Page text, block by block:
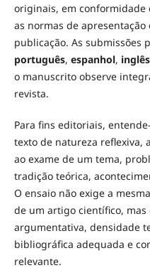
originais, em conformidade
as normas de
publicação. As submissões
português, espanhol, inglês
o manuscrito observe
revista.
Para fins editoriais,
texto de natureza reflexiva,
ao exame de um tema,
tradição teórica,
O ensaio não exige a
de um artigo científico,
argumentativa, densidade
bibliográfica adequada e
relevante.